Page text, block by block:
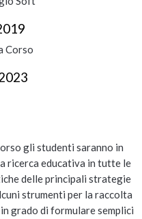
Corso
gli studenti saranno in
ricerca educativa in tutte le
delle principali strategie
strumenti per la raccolta
grado di formulare semplici